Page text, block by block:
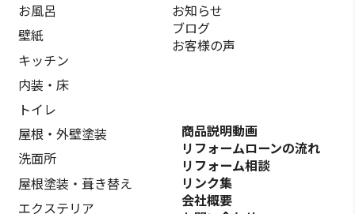
お風呂
壁紙
キッチン
内装・床
トイレ
屋根・外壁塗装
洗面所
屋根塗装・葺き替え
エクステリア
お知らせ
ブログ
お客様の声
商品説明動画
リフォームローンの流れ
リフォーム相談
リンク集
会社概要